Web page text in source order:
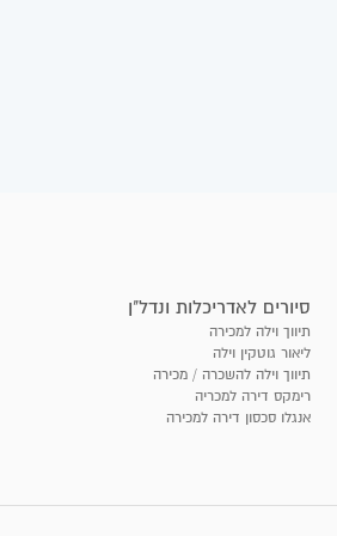
סיורים לאדריכלות ונדל"ן
תיווך וילה למכירה
ליאור גוטקין וילה
תיווך וילה להשכרה / מכירה
רימקס דירה למכריה
אנגלו סכסון דירה למכירה